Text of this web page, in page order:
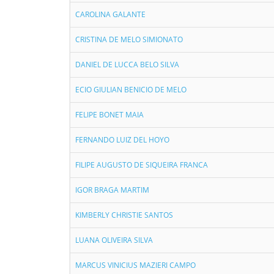
CAROLINA GALANTE
CRISTINA DE MELO SIMIONATO
DANIEL DE LUCCA BELO SILVA
ECIO GIULIAN BENICIO DE MELO
FELIPE BONET MAIA
FERNANDO LUIZ DEL HOYO
FILIPE AUGUSTO DE SIQUEIRA FRANCA
IGOR BRAGA MARTIM
KIMBERLY CHRISTIE SANTOS
LUANA OLIVEIRA SILVA
MARCUS VINICIUS MAZIERI CAMPO